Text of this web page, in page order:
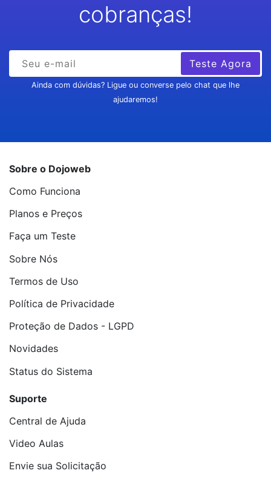
cobranças!
Teste Agora
Ainda com dúvidas? Ligue ou converse pelo chat que lhe
ajudaremos!
Sobre o Dojoweb
Como Funciona
Planos e Preços
Faça um Teste
Sobre Nós
Termos de Uso
Política de Privacidade
Proteção de Dados - LGPD
Novidades
Status do Sistema
Suporte
Central de Ajuda
Video Aulas
Envie sua Solicitação